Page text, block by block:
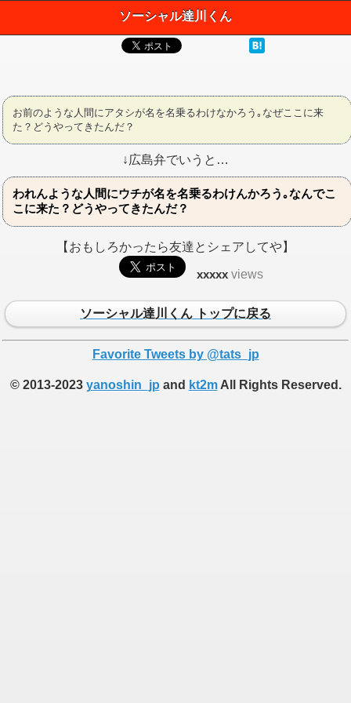
ソーシャル達川くん
お前のような人間にアタシが名を名乗るわけなかろう｡なぜここに来
た？どうやってきたんだ？
↓広島弁でいうと…
われんような人間にウチが名を名乗るわけんかろう｡なんでこ
こに来た？どうやってきたんだ？
【おもしろかったら友達とシェアしてや】
xxxxx views
ソーシャル達川くん トップに戻る
Favorite Tweets by @tats_jp
© 2013-2023 yanoshin_jp and kt2mAll Rights Reserved.